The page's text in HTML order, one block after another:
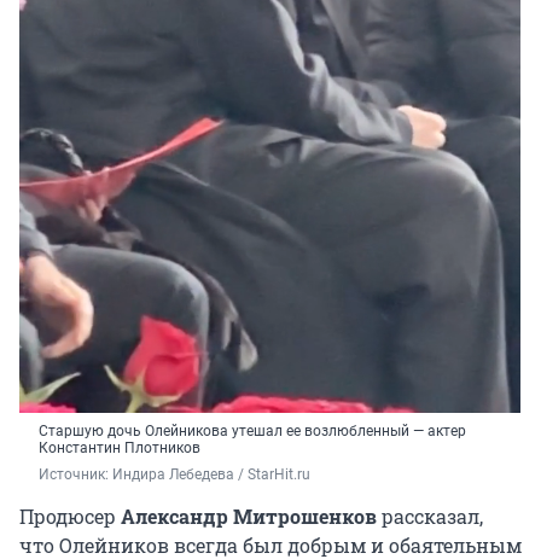
Старшую дочь Олейникова утешал ее возлюбленный — актер
Константин Плотников
Источник: Индира Лебедева / StarHit.ru
Продюсер Александр Митрошенковрассказал,
что Олейников всегда был добрым и обаятельным